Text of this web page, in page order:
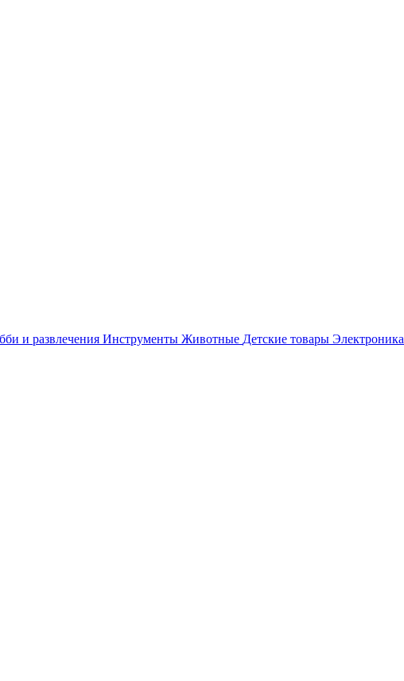
и развлечения Инструменты Животные Детские товары Электроника